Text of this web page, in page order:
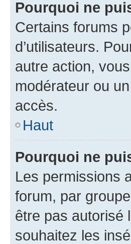
Pourquoi ne
Certains forums
d’utilisateurs.
autre action,
modérateur ou
accès.
Haut
Pourquoi ne
Les permissions
forum, par
être pas autorisé
souhaitez les